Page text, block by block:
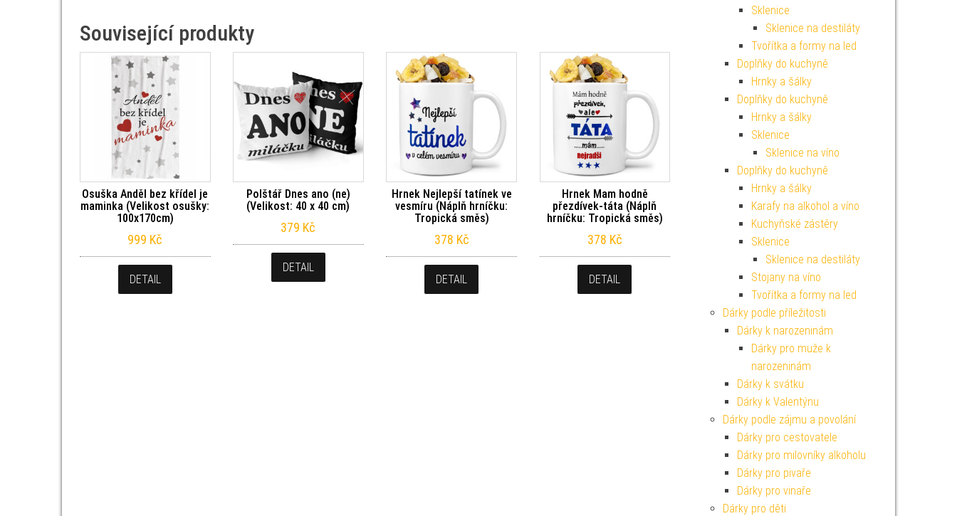
Související produkty
Osuška Anděl bez křídel je
maminka (Velikost osušky:
100x170cm)
999 Kč
DETAIL
Polštář Dnes ano (ne)
(Velikost: 40 x 40 cm)
379 Kč
DETAIL
Hrnek Nejlepší tatínek ve
vesmíru (Náplň hrníčku:
Tropická směs)
378 Kč
DETAIL
Hrnek Mam hodně
přezdívek-táta (Náplň
hrníčku: Tropická směs)
378 Kč
DETAIL
Sklenice
Sklenice na destiláty
Tvořítka a formy na led
Doplňky do kuchyně
Hrnky a šálky
Doplňky do kuchyně
Hrnky a šálky
Sklenice
Sklenice na víno
Doplňky do kuchyně
Hrnky a šálky
Karafy na alkohol a víno
Kuchyňské zástěry
Sklenice
Sklenice na destiláty
Stojany na víno
Tvořítka a formy na led
Dárky podle příležitosti
Dárky k narozeninám
Dárky pro muže k
narozeninám
Dárky k svátku
Dárky k Valentýnu
Dárky podle zájmu a povolání
Dárky pro cestovatele
Dárky pro milovníky alkoholu
Dárky pro pivaře
Dárky pro vinaře
Dárky pro děti